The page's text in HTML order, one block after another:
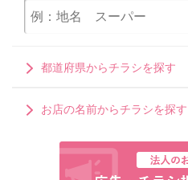
都道府県からチラシを探す
お店の名前からチラシを探す